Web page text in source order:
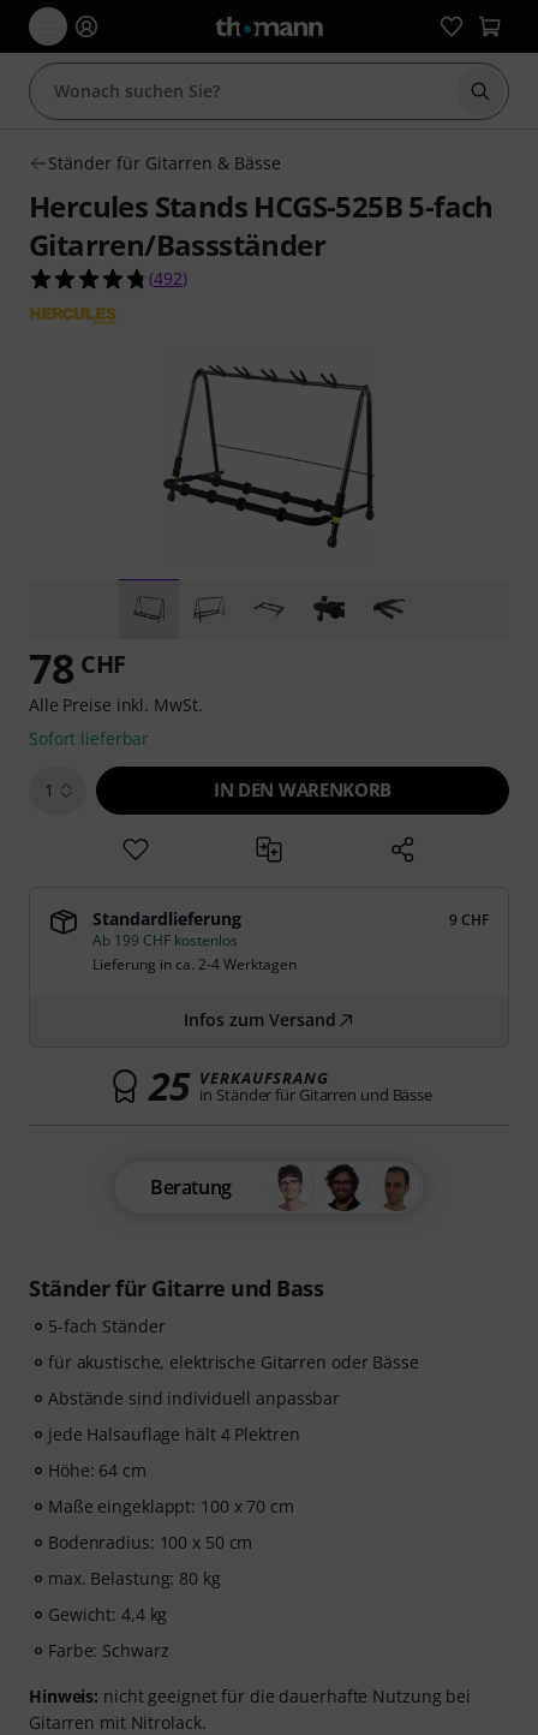
Suche
Ständer für Gitarren & Bässe
Hercules Stands HCGS-525B 5-fach
Gitarren/Bassständer
4.8 von 5 Sternen aus 492 Kundenbewertungen
(492)
Ständer für Gitarre und Bass
5-fach Ständer
für akustische, elektrische Gitarren oder Bässe
Abstände sind individuell anpassbar
jede Halsauflage hält 4 Plektren
Höhe: 64 cm
Maße eingeklappt: 100 x 70 cm
Bodenradius: 100 x 50 cm
max. Belastung: 80 kg
Gewicht: 4,4 kg
Farbe: Schwarz
Hinweis: nicht geeignet für die dauerhafte Nutzung bei
Gitarren mit Nitrolack.
78 CHF
Alle Preise inkl. MwSt.
Sofort lieferbar
1 IN DEN WARENKORB
Standardlieferung
9 CHF
Ab 199 CHF kostenlos
Lieferung in ca. 2-4 Werktagen
Infos zum Versand
25 VERKAUFSRANG
in Ständer für Gitarren und Bässe
Beratung